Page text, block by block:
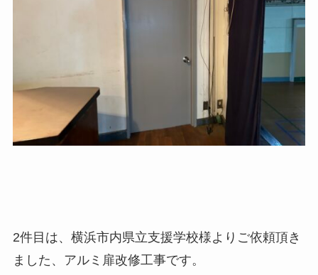
2件目は、横浜市内県立支援学校様よりご依頼頂き
ました、アルミ扉改修工事です。